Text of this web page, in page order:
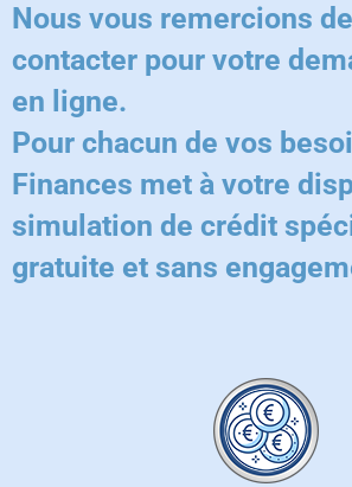
Nous vous remercions
contacter pour votre
en ligne.
Pour chacun de vos
Finances met à votre
simulation de crédit
gratuite et sans